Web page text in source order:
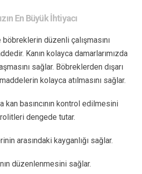
En Büyük İhtiyacı
düzenli çalışmasını
Kanın kolayca damarlarımızda
sağlar. Böbreklerden dışarı
kolayca atılmasını sağlar.
kan basıncının kontrol edilmesini
dengede tutar.
arasındaki kayganlığı sağlar.
düzenlenmesini sağlar.